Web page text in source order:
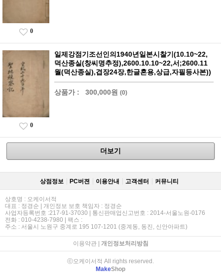
0
일제강점기조선인의1940년일본시찰기(10.10~22,
덕산종실(창씨명추정),2600.10.10~22,서;2600.11
월(덕산종실),겹장24장,한글혼용,상급,자필등사본))
상품가 : 300,000원 (0)
0
더보기
상점정보 PC버젼 이용안내 고객센터 커뮤니티
상호명 : 오케이서적
대표 : 정경순 | 개인정보 보호 책임자 : 정경순
사업자등록번호 :217-91-37030 | 통신판매업신고번호 : 2014-서울노원-0176
전화 : 010-4238-7980 | 팩스 :
주소 : 서울시 노원구 중계로 195 107-1201 (중계동, 동진, 신안아파트)
이용약관| 개인정보처리방침
ⓒ오케이서적 All rights reserved.
MakeShop